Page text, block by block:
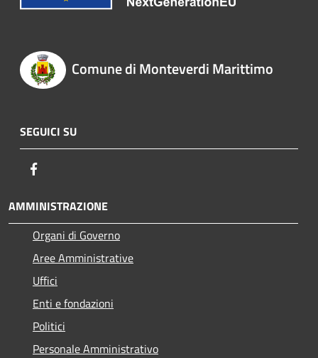
Comune di Monteverdi Marittimo
SEGUICI SU
AMMINISTRAZIONE
Organi di Governo
Aree Amministrative
Uffici
Enti e fondazioni
Politici
Personale Amministrativo